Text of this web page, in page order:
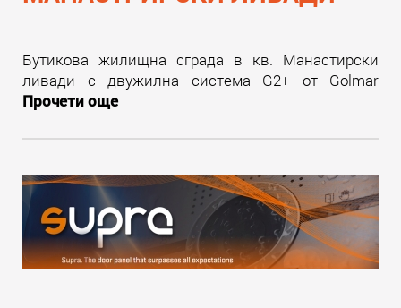
Бутикова жилищна сграда в кв. Манастирски
ливади с двужилна система G2+ от Golmar
Прочети още